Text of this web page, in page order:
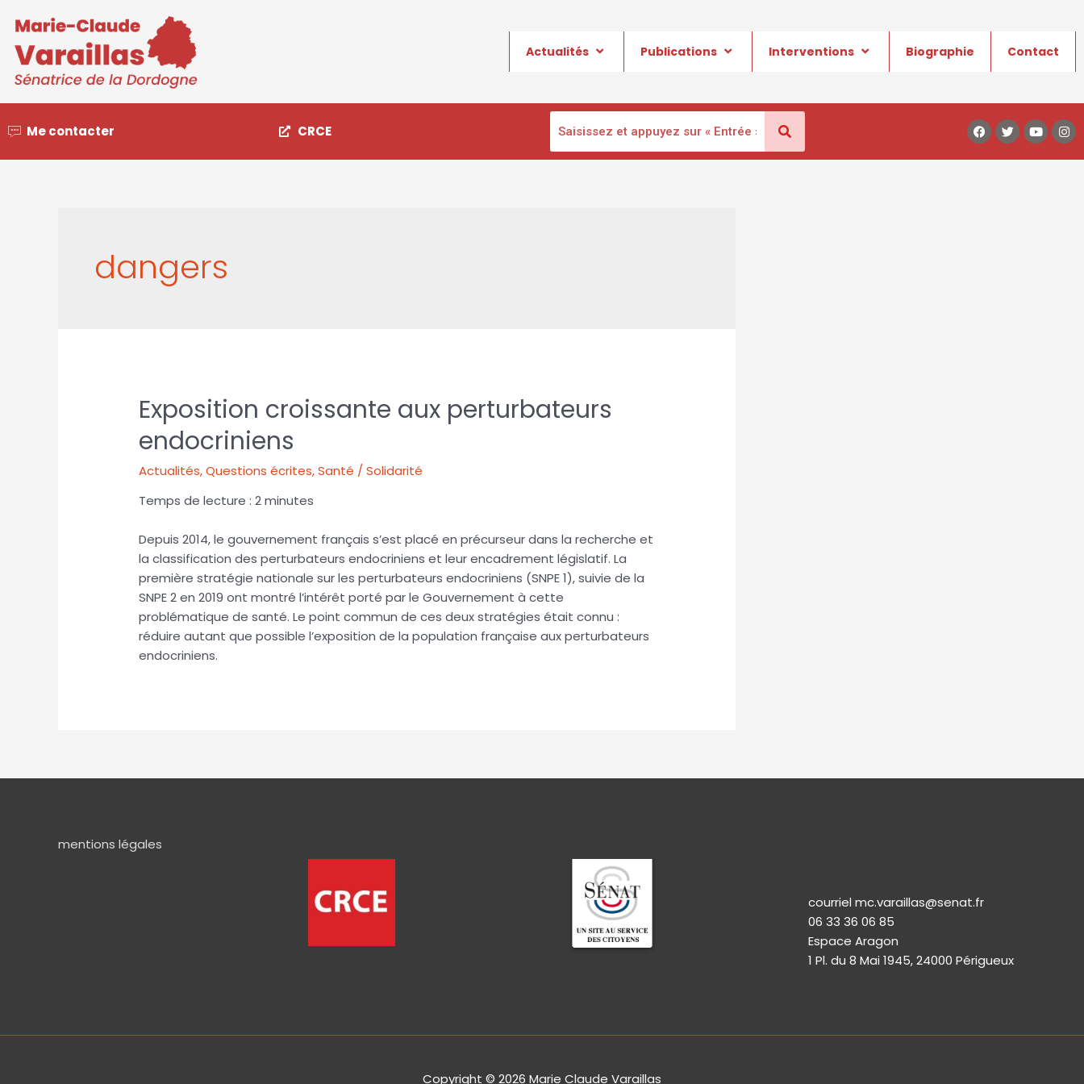
Actualités Publications Interventions Biographie Contact
Me contacter CRCE
dangers
Exposition croissante aux perturbateurs
endocriniens
Actualités,Questions écrites,Santé / Solidarité
Temps de lecture :2minutes
Depuis 2014, le gouvernement français s’est placé en précurseur dans la recherche et
la classification des perturbateurs endocriniens et leur encadrement législatif. La
première stratégie nationale sur les perturbateurs endocriniens (SNPE 1), suivie de la
SNPE 2 en 2019 ont montré l’intérêt porté par le Gouvernement à cette
problématique de santé. Le point commun de ces deux stratégies était connu :
réduire autant que possible l’exposition de la population française aux perturbateurs
endocriniens.
mentions légales
courriel mc.varaillas@senat.fr
06 33 36 06 85
Espace Aragon
1 Pl. du 8 Mai 1945, 24000 Périgueux​
Copyright © 2026 Marie Claude Varaillas